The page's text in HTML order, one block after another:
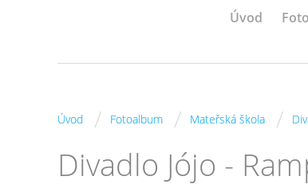
Úvod
Úvod / Fotoalbum / Mateřská škola /
Divadlo Jójo -